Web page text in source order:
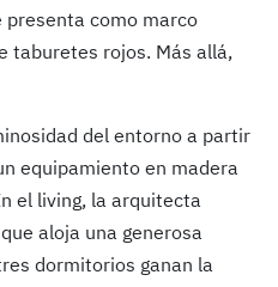
presenta como marco
taburetes rojos. Más allá,
del entorno a partir
equipamiento en madera
el living, la arquitecta
aloja una generosa
dormitorios ganan la